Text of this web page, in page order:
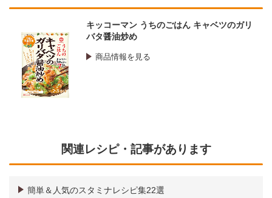
キッコーマン うちのごはん キャベツのガリ
バタ醤油炒め
商品情報を見る
関連レシピ・記事があります
簡単＆人気のスタミナレシピ集22選